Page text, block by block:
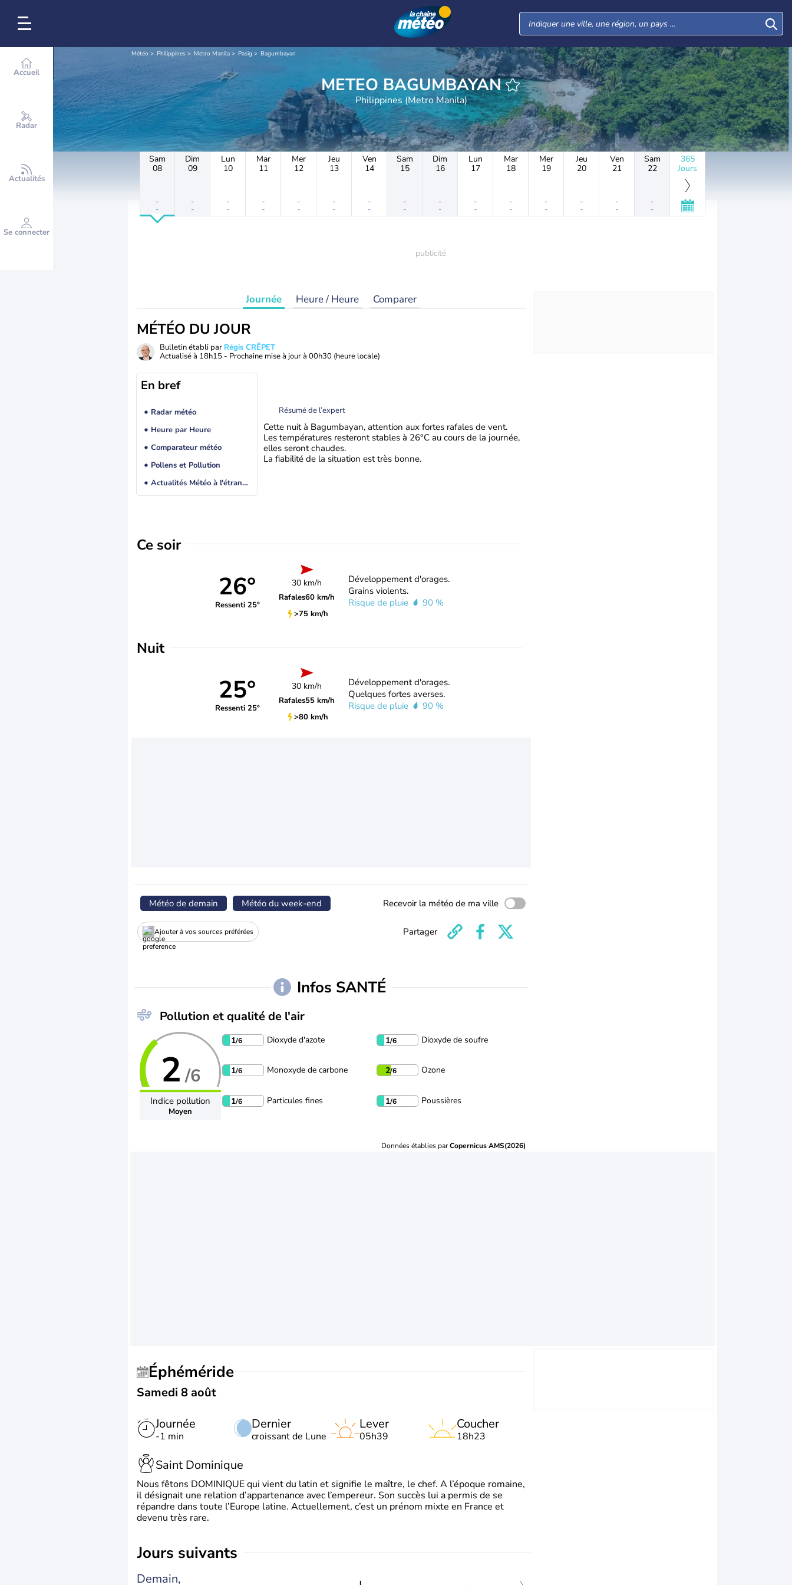
Accueil
Radar
Actualités
Se connecter
Météo Philippines Metro Manila Pasig Bagumbayan
METEO BAGUMBAYAN
Philippines (Metro Manila)
Sam
08
-
-
Dim
09
-
-
Lun
10
-
-
Mar
11
-
-
Mer
12
-
-
Jeu
13
-
-
Ven
14
-
-
Sam
15
-
-
Dim
16
-
-
Lun
17
-
-
Mar
18
-
-
Mer
19
-
-
Jeu
20
-
-
Ven
21
-
-
Sam
22
-
-
365
Jours
Journée Heure / Heure Comparer
MÉTÉO DU JOUR
Bulletin établi par Régis CRÊPET
Actualisé à 18h15 - Prochaine mise à jour à 00h30 (heure locale)
En bref
Radar météo
Heure par Heure
Comparateur météo
Pollens et Pollution
Actualités Météo à l'étranger
Résumé de l’expert
Cette nuit à Bagumbayan, attention aux fortes rafales de vent.
Les températures resteront stables à 26°C au cours de la journée,
elles seront chaudes.
La fiabilité de la situation est très bonne.
Ce soir
26°
Ressenti 25°
30 km/h
Rafales60 km/h
>75 km/h
Développement d'orages.
Grains violents.
Risque de pluie
90 %
Nuit
25°
Ressenti 25°
30 km/h
Rafales55 km/h
>80 km/h
Développement d'orages.
Quelques fortes averses.
Risque de pluie
90 %
Météo de demain Météo du week-end Recevoir la météo de ma ville
Ajouter à vos sources préférées Partager
Infos SANTÉ
Pollution et qualité de l'air
2 /6
Indice pollution
Moyen
1/6 Dioxyde d'azote 1/6 Dioxyde de soufre
1/6 Monoxyde de carbone 2/6 Ozone
1/6 Particules fines 1/6 Poussières
Données établies parCopernicus AMS(2026)
Éphéméride
Samedi 8 août
Journée
-1 min
Dernier
croissant de Lune
Lever
05h39
Coucher
18h23
Saint Dominique
Nous fêtons DOMINIQUE qui vient du latin et signifie le maître, le chef. A l’époque romaine,
il désignait une relation d’appartenance avec l’empereur. Son succès lui a permis de se
répandre dans toute l’Europe latine. Actuellement, c’est un prénom mixte en France et
devenu très rare.
jours suivants
Demain,